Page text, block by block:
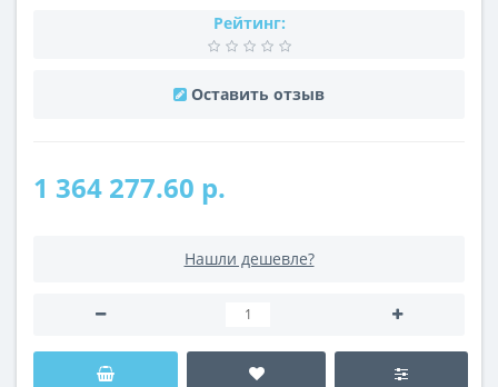
Рейтинг:
Оставить отзыв
1 364 277.60 р.
Нашли дешевле?